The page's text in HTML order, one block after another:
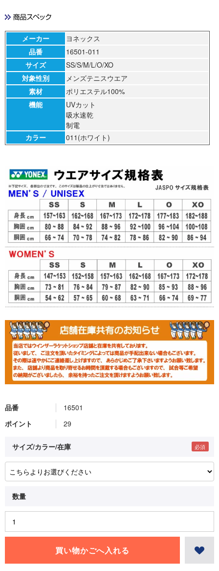
品番
16501
ポイント
29
サイズ/カラー/在庫
メーカー
ヨネックス
品番
16501-011
サイズ
SS/S/M/L/O/XO
対象性別
メンズテニスウエア
素材
ポリエステル100%
機能
UVカット
吸水速乾
制電
カラー
011(ホワイト)